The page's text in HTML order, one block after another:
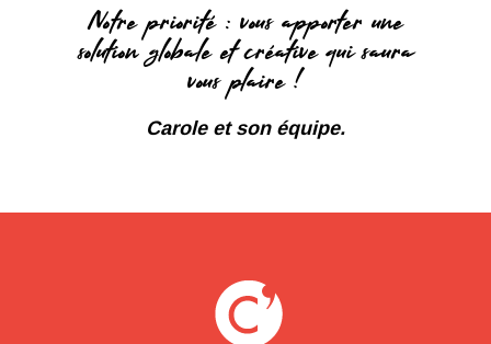
Notre priorité : vous apporter une
solution globale et créative qui saura
vous plaire !
Carole et son équipe.